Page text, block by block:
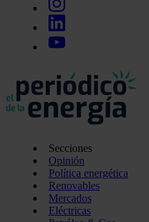
Secciones
Opinión
Política energética
Renovables
Mercados
Eléctricas